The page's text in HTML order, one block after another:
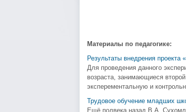
Материалы по педагогике:
Результаты внедрения проекта
Для проведения данного
возраста, занимающиеся
эксперементальную и
Трудовое обучение младших
Ещё полвека назад В.А.